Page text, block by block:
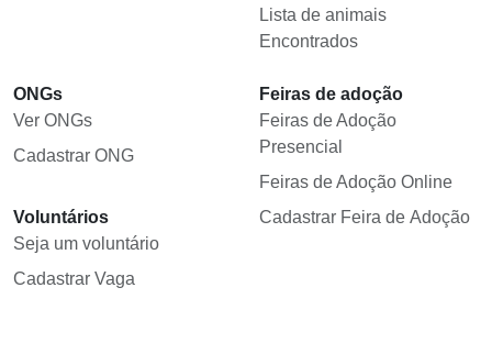
Lista de animais
Encontrados
ONGs
Ver ONGs
Cadastrar ONG
Voluntários
Seja um voluntário
Cadastrar Vaga
Feiras de adoção
Feiras de Adoção
Presencial
Feiras de Adoção Online
Cadastrar Feira de Adoção